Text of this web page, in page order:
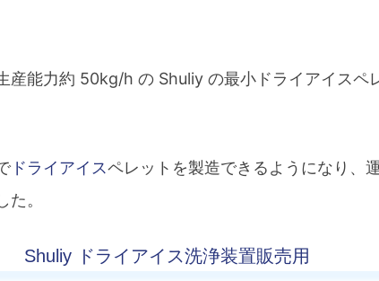
産能力約 50kg/h の Shuliy の最小ドライアイスペ
ドライアイスペレットを製造できるようになり、
。
Shuliy ドライアイス洗浄装置販売用